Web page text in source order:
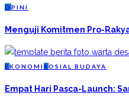
O PINI
Menguji Komitmen Pro-
EKONOMI S OSIAL BUDAYA
Empat Hari Pasca-Launch: